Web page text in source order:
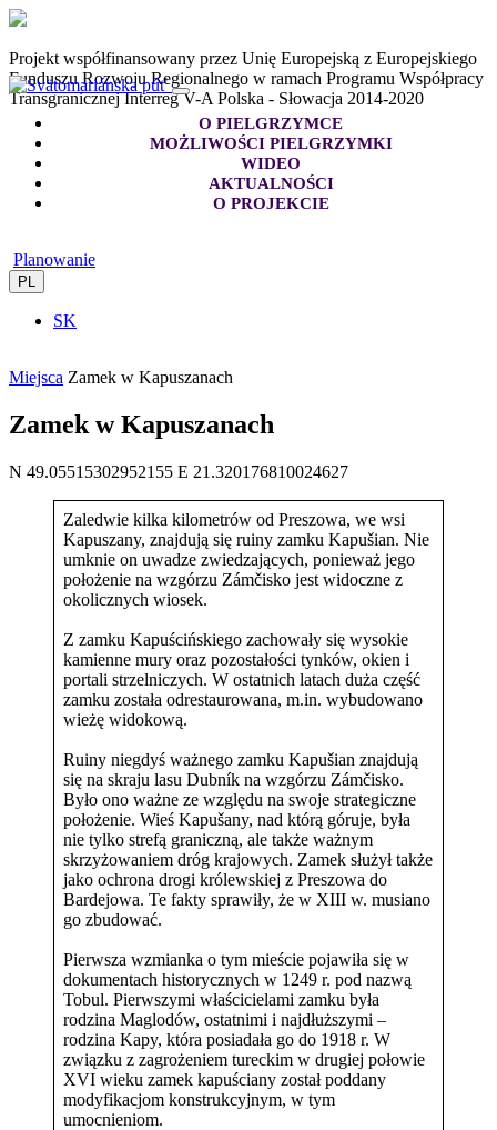
Projekt współfinansowany przez Unię Europejską z Europejskiego
Funduszu Rozwoju Regionalnego w ramach Programu Współpracy
Transgranicznej Interreg V-A Polska - Słowacja 2014-2020
O PIELGRZYMCE
MOŻLIWOŚCI PIELGRZYMKI
WIDEO
AKTUALNOŚCI
O PROJEKCIE
Planowanie
PL
SK
Miejsca Zamek w Kapuszanach
Zamek w Kapuszanach
N 49.05515302952155 E 21.320176810024627
Zaledwie kilka kilometrów od Preszowa, we wsi
Kapuszany, znajdują się ruiny zamku Kapušian. Nie
umknie on uwadze zwiedzających, ponieważ jego
położenie na wzgórzu Zámčisko jest widoczne z
okolicznych wiosek.
Z zamku Kapuścińskiego zachowały się wysokie
kamienne mury oraz pozostałości tynków, okien i
portali strzelniczych. W ostatnich latach duża część
zamku została odrestaurowana, m.in. wybudowano
wieżę widokową.
Ruiny niegdyś ważnego zamku Kapušian znajdują
się na skraju lasu Dubník na wzgórzu Zámčisko.
Było ono ważne ze względu na swoje strategiczne
położenie. Wieś Kapušany, nad którą góruje, była
nie tylko strefą graniczną, ale także ważnym
skrzyżowaniem dróg krajowych. Zamek służył także
jako ochrona drogi królewskiej z Preszowa do
Bardejowa. Te fakty sprawiły, że w XIII w. musiano
go zbudować.
Pierwsza wzmianka o tym mieście pojawiła się w
dokumentach historycznych w 1249 r. pod nazwą
Tobul. Pierwszymi właścicielami zamku była
rodzina Maglodów, ostatnimi i najdłuższymi –
rodzina Kapy, która posiadała go do 1918 r. W
związku z zagrożeniem tureckim w drugiej połowie
XVI wieku zamek kapuściany został poddany
modyfikacjom konstrukcyjnym, w tym
umocnieniom.